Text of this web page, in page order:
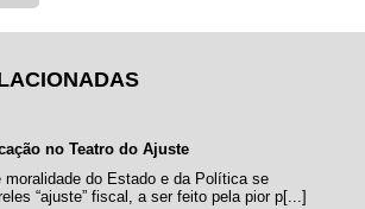
no Teatro do Ajuste
moralidade do Estado e da Política se
“ajuste” fiscal, a ser feito pela pior p[...]